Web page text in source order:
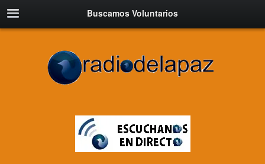
Buscamos Voluntarios